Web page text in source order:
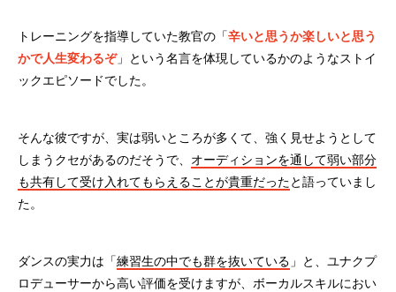
トレーニングを指導していた教官の「辛いと思うか楽しいと思う
かで人生変わるぞ」という名言を体現しているかのようなストイ
ックエピソードでした。
そんな彼ですが、実は弱いところが多くて、強く見せようとして
しまうクセがあるのだそうで、 オーディションを通して弱い部分
も共有して受け入れてもらえることが貴重だったと語っていまし
た。
ダンスの実力は「練習生の中でも群を抜いている 」と、ユナクプ
ロデューサーから高い評価を受けますが、ボーカルスキルにおい